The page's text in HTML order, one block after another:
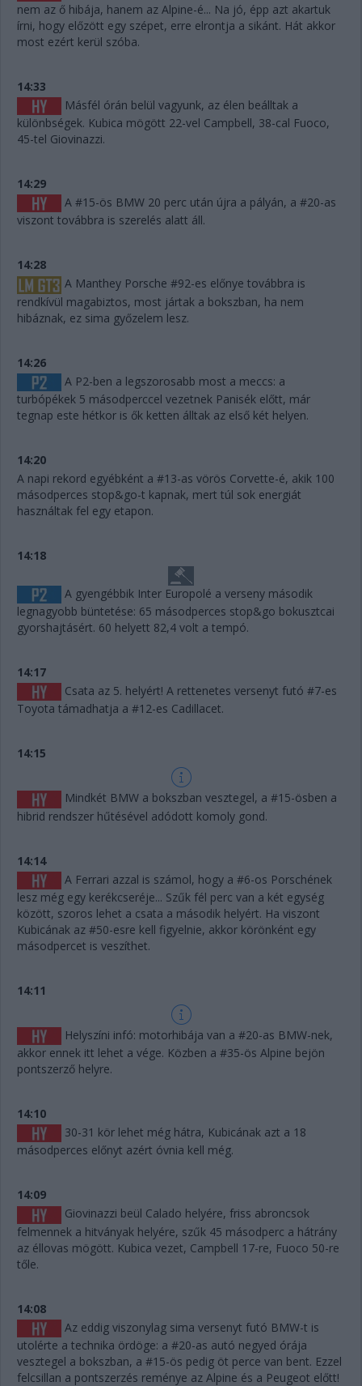
nem az ő hibája, hanem az Alpine-é... Na jó, épp azt akartuk
írni, hogy előzött egy szépet, erre elrontja a sikánt. Hát akkor
most ezért kerül szóba.
14:33
Másfél órán belül vagyunk, az élen beálltak a
különbségek. Kubica mögött 22-vel Campbell, 38-cal Fuoco,
45-tel Giovinazzi.
14:29
A #15-ös BMW 20 perc után újra a pályán, a #20-as
viszont továbbra is szerelés alatt áll.
14:28
A Manthey Porsche #92-es előnye továbbra is
rendkívül magabiztos, most jártak a bokszban, ha nem
hibáznak, ez sima győzelem lesz.
14:26
A P2-ben a legszorosabb most a meccs: a
turbópékek 5 másodperccel vezetnek Panisék előtt, már
tegnap este hétkor is ők ketten álltak az első két helyen.
14:20
A napi rekord egyébként a #13-as vörös Corvette-é, akik 100
másodperces stop&go-t kapnak, mert túl sok energiát
használtak fel egy etapon.
14:18
A gyengébbik Inter Europolé a verseny második
legnagyobb büntetése: 65 másodperces stop&go bokusztcai
gyorshajtásért. 60 helyett 82,4 volt a tempó.
14:17
Csata az 5. helyért! A rettenetes versenyt futó #7-es
Toyota támadhatja a #12-es Cadillacet.
14:15
Mindkét BMW a bokszban vesztegel, a #15-ösben a
hibrid rendszer hűtésével adódott komoly gond.
14:14
A Ferrari azzal is számol, hogy a #6-os Porschének
lesz még egy kerékcseréje... Szűk fél perc van a két egység
között, szoros lehet a csata a második helyért. Ha viszont
Kubicának az #50-esre kell figyelnie, akkor körönként egy
másodpercet is veszíthet.
14:11
Helyszíni infó: motorhibája van a #20-as BMW-nek,
akkor ennek itt lehet a vége. Közben a #35-ös Alpine bejön
pontszerző helyre.
14:10
30-31 kör lehet még hátra, Kubicának azt a 18
másodperces előnyt azért óvnia kell még.
14:09
Giovinazzi beül Calado helyére, friss abroncsok
felmennek a hitványak helyére, szűk 45 másodperc a hátrány
az éllovas mögött. Kubica vezet, Campbell 17-re, Fuoco 50-re
tőle.
14:08
Az eddig viszonylag sima versenyt futó BMW-t is
utolérte a technika ördöge: a #20-as autó negyed órája
vesztegel a bokszban, a #15-ös pedig öt perce van bent. Ezzel
felcsillan a pontszerzés reménye az Alpine és a Peugeot előtt!